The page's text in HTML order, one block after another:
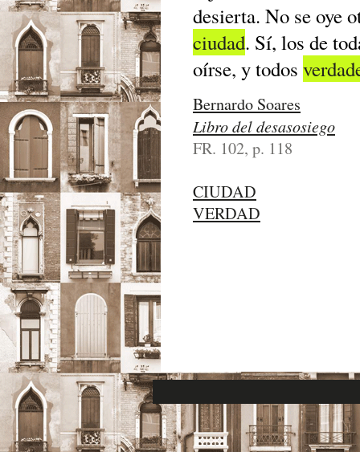
desierta. No se oye
ciudad. Sí, los de
oírse, y todos
Bernardo Soares
Libro del desasosiego
FR. 102, p. 118
CIUDAD
VERDAD